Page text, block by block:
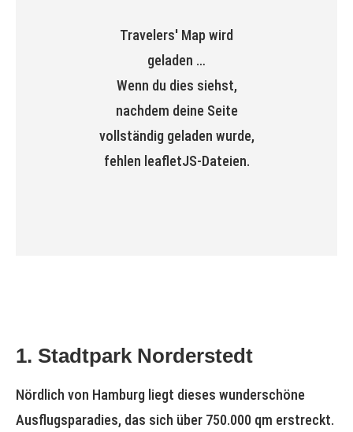
Travelers' Map wird
geladen …
Wenn du dies siehst,
nachdem deine Seite
vollständig geladen wurde,
fehlen leafletJS-Dateien.
1. Stadtpark Norderstedt
Nördlich von Hamburg liegt dieses wunderschöne
Ausflugsparadies, das sich über 750.000 qm erstreckt.